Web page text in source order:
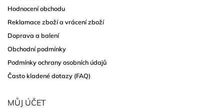
Hodnocení obchodu
Reklamace zboží a vrácení zboží
Doprava a balení
Obchodní podmínky
Podmínky ochrany osobních údajů
Často kladené dotazy (FAQ)
MŮJ ÚČET